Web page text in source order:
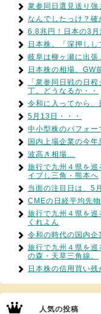
衆参同日選見送り
なんでしたっけ？
6.8兆円！日本の3
日本株。「深押し
岐阜は柳ヶ瀬に出
日本株の相場、GW
「衆参同日戦の日
丁。どうなるか・・
令和に入ってから、
5月13日・・・
中小型株のパフォー
国内上場企業の今
波高き相場…
旅行で九州４県を
イブし三角・熊本へ
当面の注目日は、5
CMEの日経平均先
旅行で九州４県を
くれよん
令和の時代の国内企
旅行で九州４県を
の森・天草三角線。
日本株の信用買い
人気の投稿